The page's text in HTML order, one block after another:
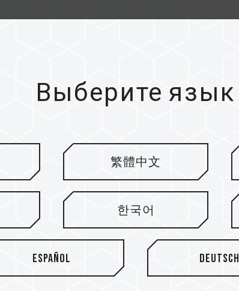
Выберите язык
繁體中文
한국어
Español Deutsch